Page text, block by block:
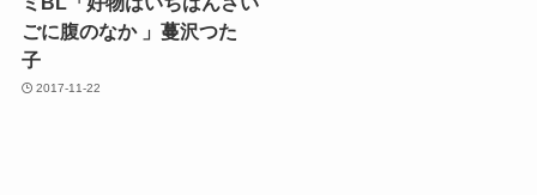
ごに腹のなか 」蔓沢つた
子
2017-11-22